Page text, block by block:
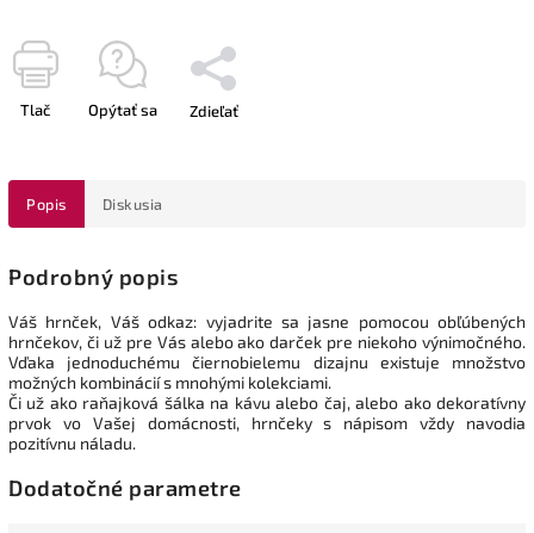
Tlač Opýtať sa Zdieľať
Popis Diskusia
Podrobný popis
Váš hrnček, Váš odkaz: vyjadrite sa jasne pomocou obľúbených
hrnčekov, či už pre Vás alebo ako darček pre niekoho výnimočného.
Vďaka jednoduchému čiernobielemu dizajnu existuje množstvo
možných kombinácií s mnohými kolekciami.
Či už ako raňajková šálka na kávu alebo čaj, alebo ako dekoratívny
prvok vo Vašej domácnosti, hrnčeky s nápisom vždy navodia
pozitívnu náladu.
Dodatočné parametre